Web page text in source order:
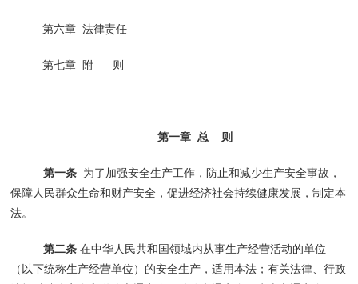
第六章 法律责任
第七章 附 则
第一章 总 则
第一条为了加强安全生产工作，防止和减少生产安全事故，
保障人民群众生命和财产安全，促进经济社会持续健康发展，制定本
法。
第二条在中华人民共和国领域内从事生产经营活动的单位
（以下统称生产经营单位）的安全生产，适用本法；有关法律、行政